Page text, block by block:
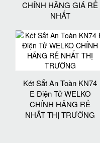
CHÍNH HÃNG GIÁ RẺ
NHẤT
Két Sắt An Toàn KN74
E Điện Tử WELKO
CHÍNH HÃNG RẺ
NHẤT THỊ TRƯỜNG